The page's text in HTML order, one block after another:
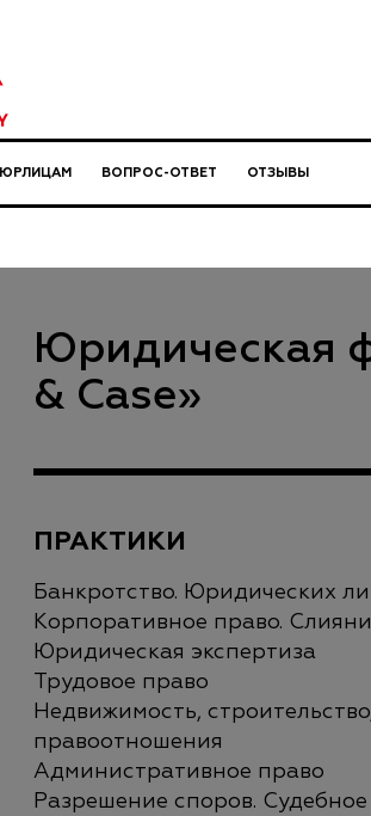
ЮРЛИЦАМ ВОПРОС-ОТВЕТ ОТЗЫВЫ
Юридическая
& Case»
ПРАКТИКИ
Банкротство. Юридических
Корпоративное право.
Юридическая экспертиза
Трудовое право
Недвижимость,
правоотношения
Административное право
Разрешение споров.